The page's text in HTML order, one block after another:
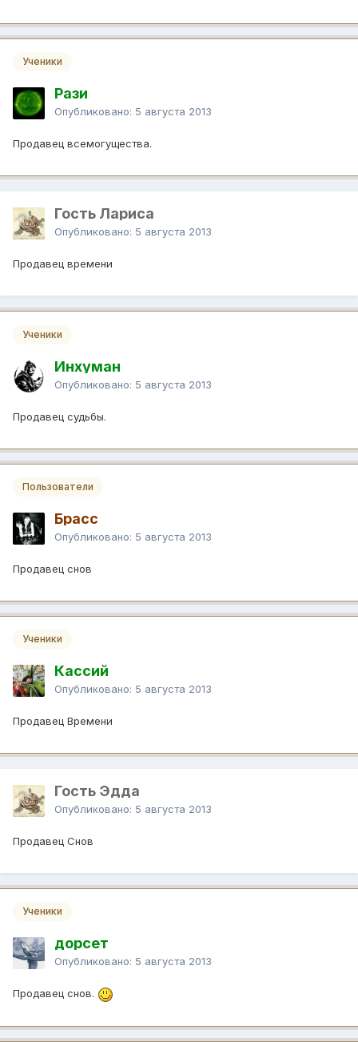
Ученики
Рази
Опубликовано: 5 августа 2013
Продавец всемогущества.
Гость Лариса
Опубликовано: 5 августа 2013
Продавец времени
Ученики
Инхуман
Опубликовано: 5 августа 2013
Продавец судьбы.
Пользователи
Брасс
Опубликовано: 5 августа 2013
Продавец снов
Ученики
Кассий
Опубликовано: 5 августа 2013
Продавец Времени
Гость Эдда
Опубликовано: 5 августа 2013
Продавец Cнов
Ученики
дорсет
Опубликовано: 5 августа 2013
Продавец снов.